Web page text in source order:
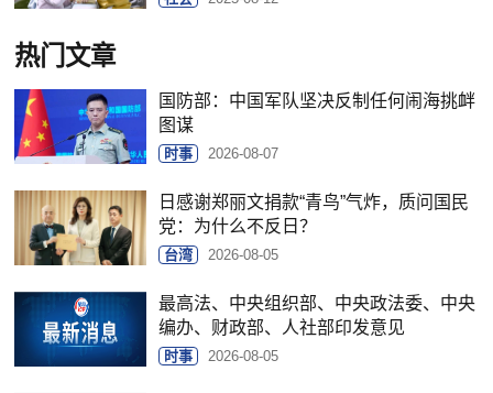
热门文章
国防部：中国军队坚决反制任何闹海挑衅
图谋
时事 2026-08-07
日感谢郑丽文捐款“青鸟”气炸，质问国民
党：为什么不反日？
台湾 2026-08-05
最高法、中央组织部、中央政法委、中央
编办、财政部、人社部印发意见
时事 2026-08-05